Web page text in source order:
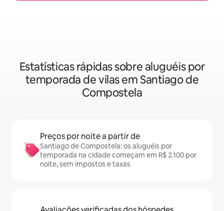
Estatísticas rápidas sobre aluguéis por
temporada de vilas em Santiago de
Compostela
Preços por noite a partir de
Santiago de Compostela: os aluguéis por
temporada na cidade começam em R$ 2.100 por
noite, sem impostos e taxas